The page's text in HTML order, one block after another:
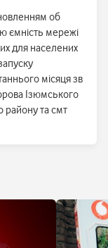
об
ємність мережі
для населених
місяця зв
Ізюмського
району та смт